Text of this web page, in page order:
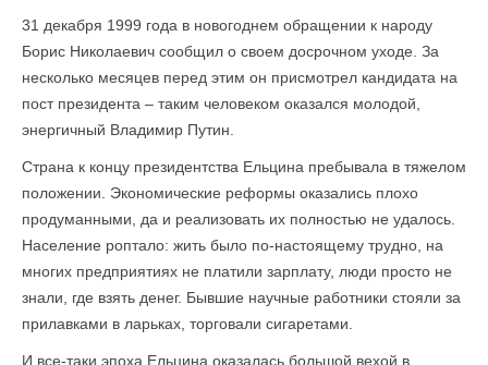
31 декабря 1999 года в новогоднем обращении к народу
Борис Николаевич сообщил о своем досрочном уходе. За
несколько месяцев перед этим он присмотрел кандидата на
пост президента – таким человеком оказался молодой,
энергичный Владимир Путин.
Страна к концу президентства Ельцина пребывала в тяжелом
положении. Экономические реформы оказались плохо
продуманными, да и реализовать их полностью не удалось.
Население роптало: жить было по-настоящему трудно, на
многих предприятиях не платили зарплату, люди просто не
знали, где взять денег. Бывшие научные работники стояли за
прилавками в ларьках, торговали сигаретами.
И все-таки эпоха Ельцина оказалась большой вехой в